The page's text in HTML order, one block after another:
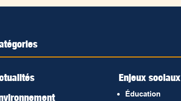
Enjeux sociaux
Éducation